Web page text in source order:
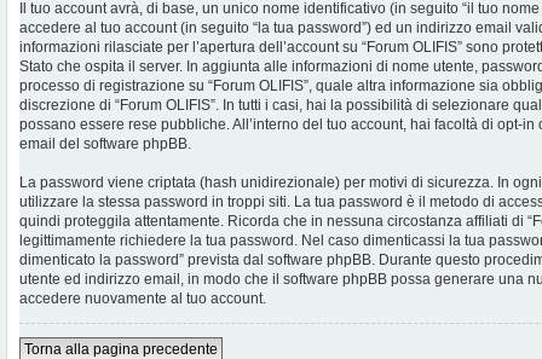
Il tuo account avrà, di base, un unico nome identificativo (in seguito “il tuo
accedere al tuo account (in seguito “la tua password”) ed un indirizzo email
informazioni rilasciate per l’apertura dell’account su “Forum OLIFIS” sono
Stato che ospita il server. In aggiunta alle informazioni di nome utente,
processo di registrazione su “Forum OLIFIS”, quale altra informazione sia
discrezione di “Forum OLIFIS”. In tutti i casi, hai la possibilità di selezionare
possano essere rese pubbliche. All’interno del tuo account, hai facoltà di opt-
email del software phpBB.
La password viene criptata (hash unidirezionale) per motivi di sicurezza. In
utilizzare la stessa password in troppi siti. La tua password è il metodo di
quindi proteggila attentamente. Ricorda che in nessuna circostanza affiliati di
legittimamente richiedere la tua password. Nel caso dimenticassi la tua
dimenticato la password” prevista dal software phpBB. Durante questo
utente ed indirizzo email, in modo che il software phpBB possa generare una
accedere nuovamente al tuo account.
Torna alla pagina precedente